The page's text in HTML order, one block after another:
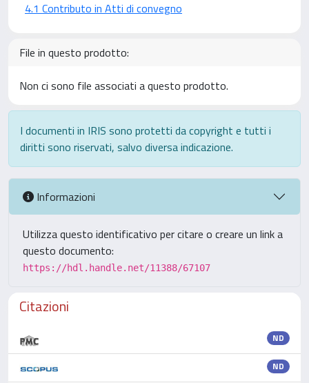
4.1 Contributo in Atti di convegno
File in questo prodotto:
Non ci sono file associati a questo prodotto.
I documenti in IRIS sono protetti da copyright e tutti i
diritti sono riservati, salvo diversa indicazione.
Informazioni
Utilizza questo identificativo per citare o creare un link a
questo documento:
https://hdl.handle.net/11388/67107
Citazioni
ND
ND